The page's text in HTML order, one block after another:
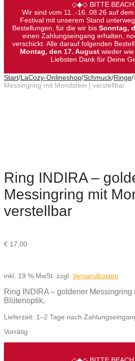
◇◆◇ BITTE
Wir sind vom 11..-16..08.26 auf
Festival mit unserem Stand
Bestellungen, für die wir bis Sonntag,
einen Zahlungseingang erhalten,
verschickt. Alle darauf folgenden
Montag, den 17. August wieder
Liebsten Dank für Deine
Start/LaCozy-Onlineshop/Schmuck/Ringe/
Messingring mit Mondstein | verstellbar
Ring INDIRA –
Messingring mit
verstellbar
€ 17,00
inkl. 19 % MwSt. zzgl. Versandkosten
Ring INDIRA – goldener Messingring
Blütenoptik,
Lieferzeit: 1–2 Tage nach
Vorrätig